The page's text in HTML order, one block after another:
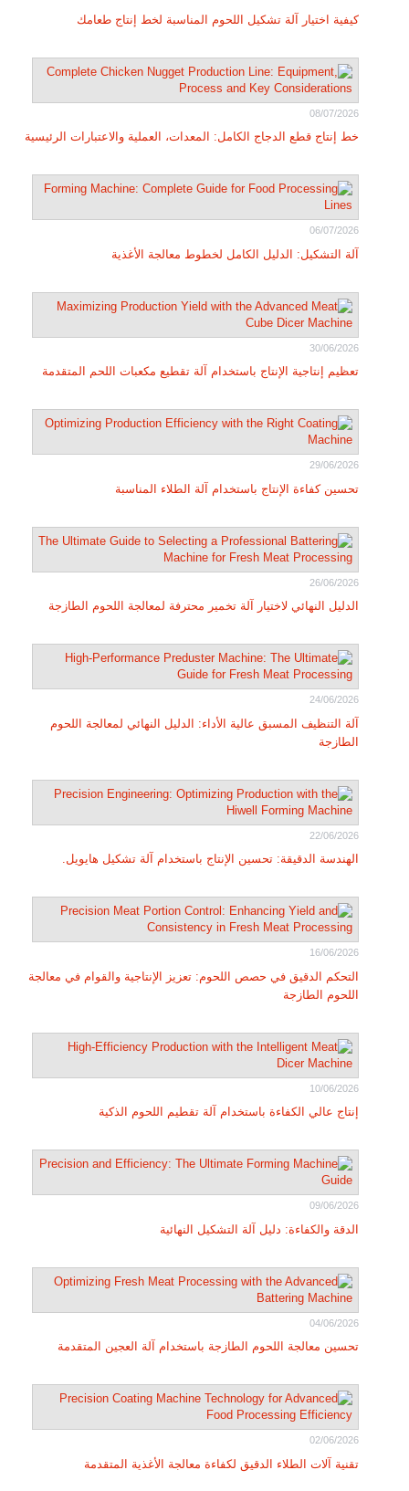
كيفية اختيار آلة تشكيل اللحوم المناسبة لخط إنتاج طعامك
08/07/2026
خط إنتاج قطع الدجاج الكامل: المعدات، العملية والاعتبارات الرئيسية
06/07/2026
آلة التشكيل: الدليل الكامل لخطوط معالجة الأغذية
30/06/2026
تعظيم إنتاجية الإنتاج باستخدام آلة تقطيع مكعبات اللحم المتقدمة
29/06/2026
تحسين كفاءة الإنتاج باستخدام آلة الطلاء المناسبة
26/06/2026
الدليل النهائي لاختيار آلة تخمير محترفة لمعالجة اللحوم الطازجة
24/06/2026
آلة التنظيف المسبق عالية الأداء: الدليل النهائي لمعالجة اللحوم
الطازجة
22/06/2026
الهندسة الدقيقة: تحسين الإنتاج باستخدام آلة تشكيل هايويل.
16/06/2026
التحكم الدقيق في حصص اللحوم: تعزيز الإنتاجية والقوام في معالجة
اللحوم الطازجة
10/06/2026
إنتاج عالي الكفاءة باستخدام آلة تقطيم اللحوم الذكية
09/06/2026
الدقة والكفاءة: دليل آلة التشكيل النهائية
04/06/2026
تحسين معالجة اللحوم الطازجة باستخدام آلة العجين المتقدمة
02/06/2026
تقنية آلات الطلاء الدقيق لكفاءة معالجة الأغذية المتقدمة